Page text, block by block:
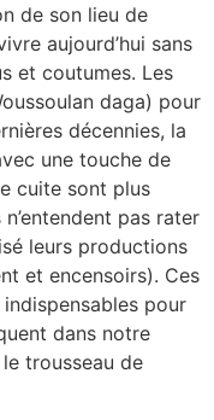
de son lieu de
aujourd’hui sans
et coutumes. Les
daga) pour
décennies, la
une touche de
cuite sont plus
pas rater
leurs productions
et encensoirs). Ces
pour
dans notre
trousseau de